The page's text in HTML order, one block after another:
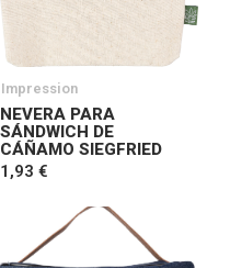
Impression
NEVERA PARA
SÁNDWICH DE
CÁÑAMO SIEGFRIED
1,93 €